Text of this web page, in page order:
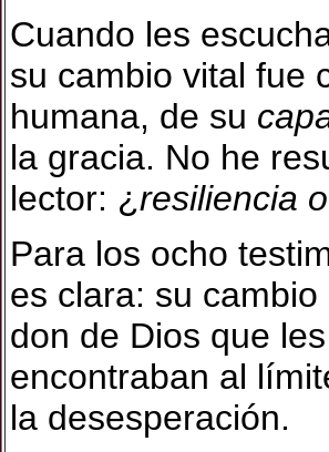
Cuando les
su cambio vital fue
humana, de su
la gracia. No he
lector: ¿resiliencia
Para los ocho
es clara: su
don de Dios que
encontraban al
la desesperación.